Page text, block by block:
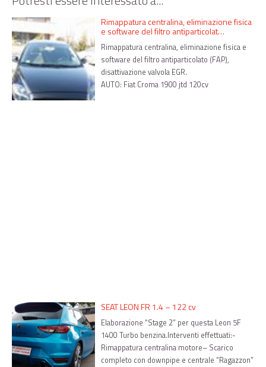
Rimappatura centralina, eliminazione fisica
e software del filtro antiparticolat…
Rimappatura centralina, eliminazione fisica e
software del filtro antiparticolato (FAP),
disattivazione valvola EGR.
AUTO: Fiat Croma 1900 jtd 120cv
SEAT LEON FR 1.4 – 122 cv
Elaborazione “Stage 2” per questa Leon 5F
1400 Turbo benzina.Interventi effettuati:-
Rimappatura centralina motore– Scarico
completo con downpipe e centrale “Ragazzon”